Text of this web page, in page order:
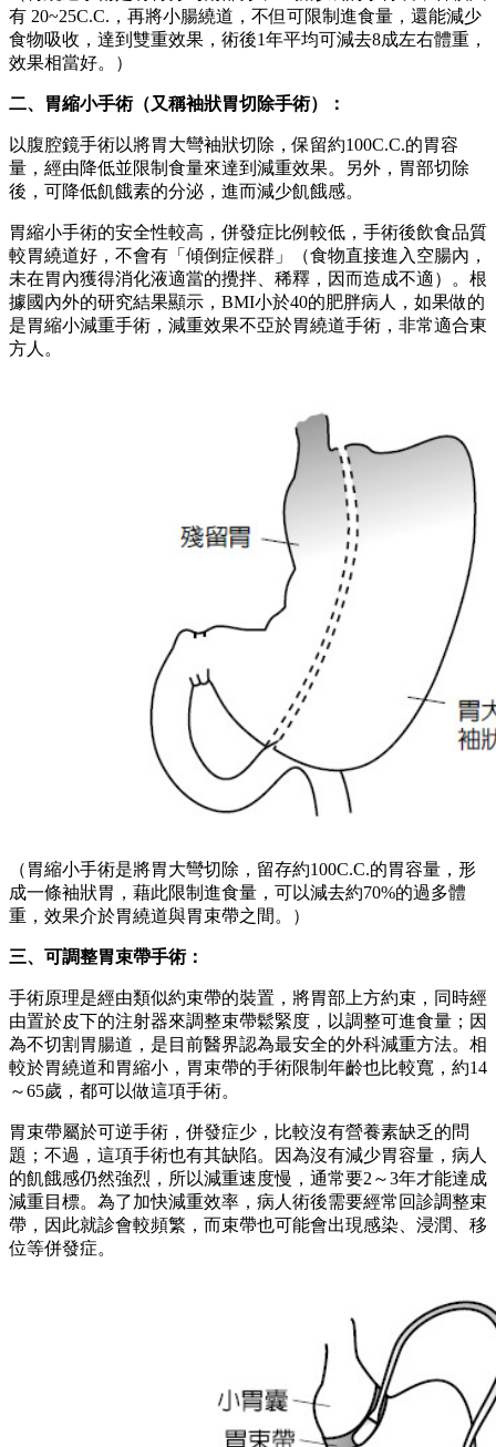
（胃縮小手術是將胃大彎切除，留存約100C.C.的胃容量，形
成一條袖狀胃，藉此限制進食量，可以減去約70%的過多體
重，效果介於胃繞道與胃束帶之間。）
三、可調整胃束帶手術：
由置於皮下的注射器來調整束帶鬆緊度，以調整可進食量；因
為不切割胃腸道，是目前醫界認為最安全的外科減重方法。相
較於胃繞道和胃縮小，胃束帶的手術限制年齡也比較寬，約14
胃束帶屬於可逆手術，併發症少，比較沒有營養素缺乏的問
題；不過，這項手術也有其缺陷。因為沒有減少胃容量，病人
的飢餓感仍然強烈，所以減重速度慢，通常要2～3年才能達成
減重目標。為了加快減重效率，病人術後需要經常回診調整束
帶，因此就診會較頻繁，而束帶也可能會出現感染、浸潤、移
（胃束帶是一個矽膠的環狀束帶，經由在胃部上方裝置約束
帶，形成25C.C.的小胃囊，同時經由皮下的注射調節器來調整
束帶開口的大小。進食後，食物容易在胃囊中產生飽足感，因
而減少食量，達到減重效果。）
手術原理是利用手術針線把胃的大彎向內摺疊縫合，使胃部形
成香蕉型的小胃，減少胃容量及減低食量；預計1年後可以減
去約60%的過多體重，病人如果想要恢復，也可以安全還原。
胃摺疊可以說是胃縮小的「可逆版」，既不必將部分胃切除，
且無須在體內置入外來物，安全性極高，滲漏風險少，但是1